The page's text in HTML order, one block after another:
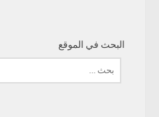
البحث في الموقع
عن: